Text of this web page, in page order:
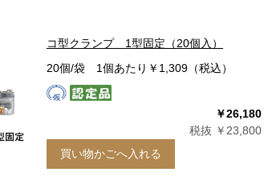
コ型クランプ 1型固定（20個入）
20個/袋 1個あたり￥1,309（税込）
￥26,180
税抜 ￥23,800
買い物かごへ入れる